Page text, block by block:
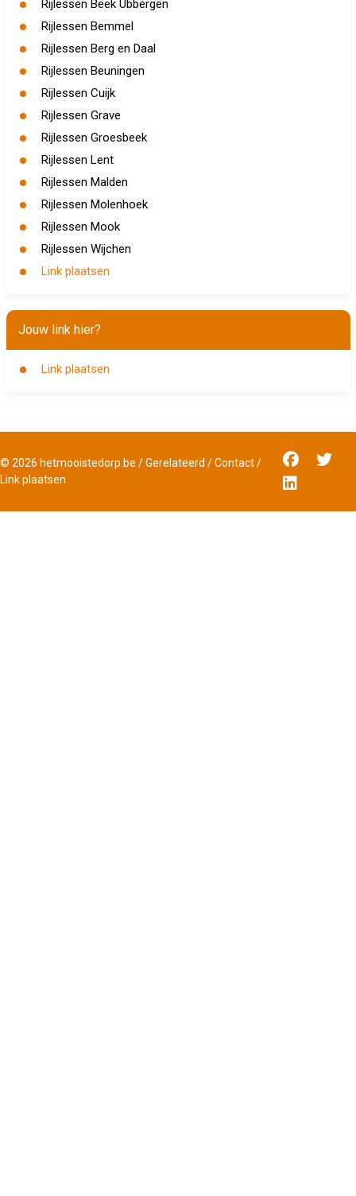
Rijlessen Beek Ubbergen
Rijlessen Bemmel
Rijlessen Berg en Daal
Rijlessen Beuningen
Rijlessen Cuijk
Rijlessen Grave
Rijlessen Groesbeek
Rijlessen Lent
Rijlessen Malden
Rijlessen Molenhoek
Rijlessen Mook
Rijlessen Wijchen
Link plaatsen
Jouw link hier?
Link plaatsen
© 2026 hetmooistedorp.be /Gerelateerd /Contact/
Link plaatsen